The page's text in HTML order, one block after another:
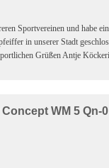
Sportvereinen und habe
in unserer Stadt
Grüßen Antje
WM 5 Qn-